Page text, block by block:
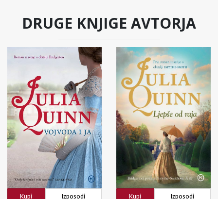
DRUGE KNJIGE AVTORJA
Kupi Izposodi Kupi Izposodi